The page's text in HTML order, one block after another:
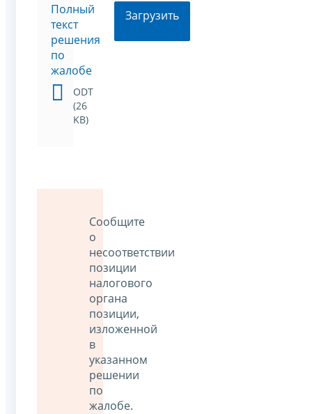
Полный
текст
решения
по
жалобе
ODT
(26
KB)
Загрузить
Сообщите
о
несоответствии
позиции
налогового
органа
позиции,
изложенной
в
указанном
решении
по
жалобе.